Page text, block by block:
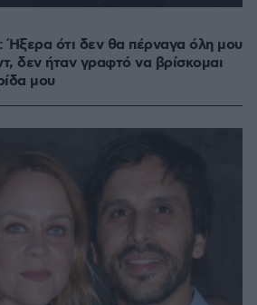
Ήξερα ότι δεν θα πέρναγα όλη μου
δεν ήταν γραφτό να βρίσκομαι
μου